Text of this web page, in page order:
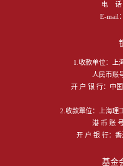
电 话
E-mail：
1.收款单位：上
人民币账
开 户 银 行：中
2.收款單位：上海理
港 币 账
开 户 银 行：
基金